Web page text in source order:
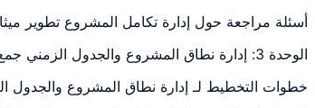
أسئلة مراجعة حول إدارة تكامل المشروع تطوير
الوحدة 3: إدارة نطاق المشروع والجدول الزمني جمع المتطلبات وتحديد النطاق إنشاء
خطوات التخطيط لـ إدارة نطاق المشروع والجدول